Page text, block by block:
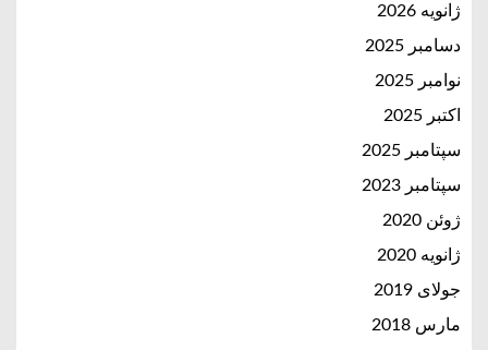
ژانویه 2026
دسامبر 2025
نوامبر 2025
اکتبر 2025
سپتامبر 2025
سپتامبر 2023
ژوئن 2020
ژانویه 2020
جولای 2019
مارس 2018